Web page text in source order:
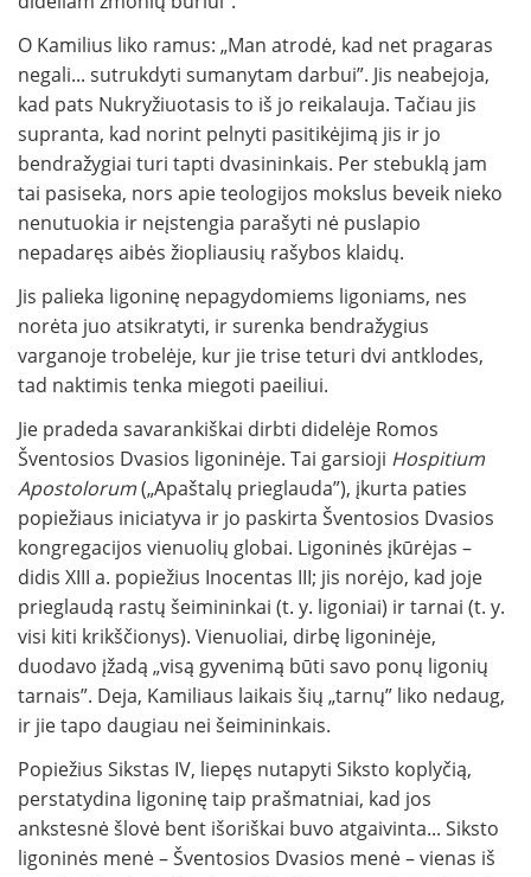
O Kamilius liko ramus: „Man atrodė, kad net pragaras
negali... sutrukdyti sumanytam darbui”. Jis neabejoja,
kad pats Nukryžiuotasis to iš jo reikalauja. Tačiau jis
supranta, kad norint pelnyti pasitikėjimą jis ir jo
bendražygiai turi tapti dvasininkais. Per stebuklą jam
tai pasiseka, nors apie teologijos mokslus beveik nieko
nenutuokia ir neįstengia parašyti nė puslapio
nepadaręs aibės žiopliausių rašybos klaidų.
Jis palieka ligoninę nepagydomiems ligoniams, nes
norėta juo atsikratyti, ir surenka bendražygius
varganoje trobelėje, kur jie trise teturi dvi antklodes,
tad naktimis tenka miegoti paeiliui.
Jie pradeda savarankiškai dirbti didelėje Romos
Šventosios Dvasios ligoninėje. Tai garsioji Hospitium
Apostolorum(„Apaštalų prieglauda”), įkurta paties
popiežiaus iniciatyva ir jo paskirta Šventosios Dvasios
kongregacijos vienuolių globai. Ligoninės įkūrėjas –
didis XIII a. popiežius Inocentas III; jis norėjo, kad joje
prieglaudą rastų šeimininkai (t. y. ligoniai) ir tarnai (t. y.
visi kiti krikščionys). Vienuoliai, dirbę ligoninėje,
duodavo įžadą „visą gyvenimą būti savo ponų ligonių
tarnais”. Deja, Kamiliaus laikais šių „tarnų” liko nedaug,
ir jie tapo daugiau nei šeimininkais.
Popiežius Sikstas IV, liepęs nutapyti Siksto koplyčią,
perstatydina ligoninę taip prašmatniai, kad jos
ankstesnė šlovė bent išoriškai buvo atgaivinta... Siksto
ligoninės menė – Šventosios Dvasios menė – vienas iš